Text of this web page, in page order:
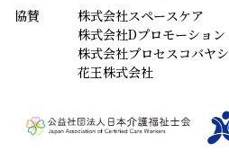
協賛
株式会社スペースケア
株式会社Dプロモーション
株式会社プロセスコバヤシ
花王株式会社